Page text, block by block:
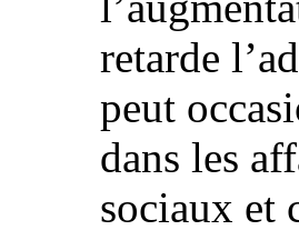
retarde
peut
dans les
sociaux et